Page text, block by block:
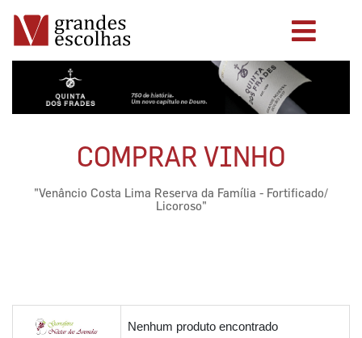
COMPRAR VINHO
"Venâncio Costa Lima Reserva da Família - Fortificado/
Licoroso"
Nenhum produto encontrado